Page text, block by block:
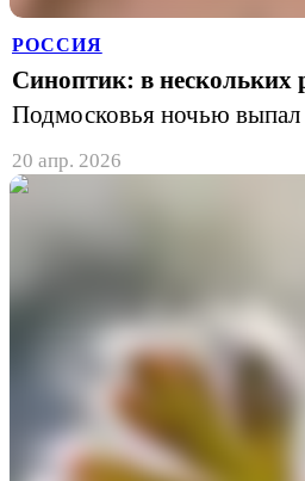
РОССИЯ
Синоптик: в нескольких
Подмосковья ночью выпал
20 апр. 2026